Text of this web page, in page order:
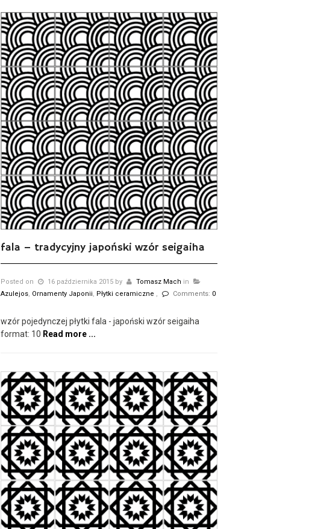
fala – tradycyjny japoński wzór seigaiha
Posted on 16 października 2015 by Tomasz Mach in
Azulejos, Ornamenty Japonii, Płytki ceramiczne , Comments: 0
wzór pojedynczej płytki fala - japoński wzór seigaiha
format: 10 Read more ...